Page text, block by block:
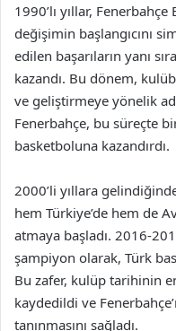
1990’lı yıllar,
değişimin başlangıcını
edilen başarıların yanı
kazandı. Bu dönem,
ve geliştirmeye yönelik
Fenerbahçe, bu süreçte
basketboluna kazandırdı.
2000’li yıllara
hem Türkiye’de hem de
atmaya başladı. 2016-
şampiyon olarak, Türk
Bu zafer, kulüp tarihinin
kaydedildi ve
tanınmasını sağladı.